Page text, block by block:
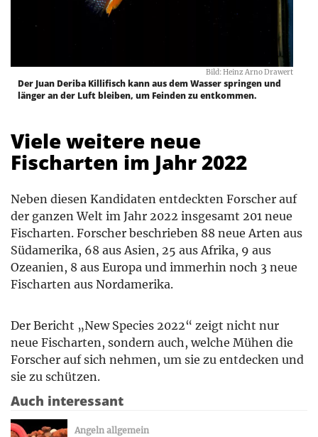
Bild: Heinz Arno Drawert
Der Juan Deriba Killifisch kann aus dem Wasser springen und
länger an der Luft bleiben, um Feinden zu entkommen.
Viele weitere neue
Fischarten im Jahr 2022
Neben diesen Kandidaten entdeckten Forscher auf
der ganzen Welt im Jahr 2022 insgesamt 201 neue
Fischarten. Forscher beschrieben 88 neue Arten aus
Südamerika, 68 aus Asien, 25 aus Afrika, 9 aus
Ozeanien, 8 aus Europa und immerhin noch 3 neue
Fischarten aus Nordamerika.
Der Bericht „New Species 2022“ zeigt nicht nur
neue Fischarten, sondern auch, welche Mühen die
Forscher auf sich nehmen, um sie zu entdecken und
sie zu schützen.
Auch interessant
Angeln allgemein